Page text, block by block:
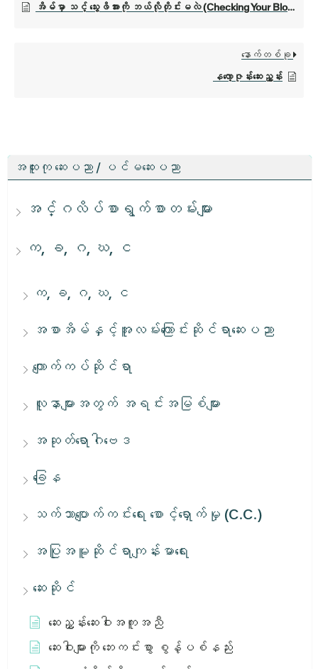
အထူးကု ဆေးပညာ / ပင်မဆေးပညာ
အင်္ဂလိပ်စာရွက်စာတမ်းများ
က, ခ, ဂ, ဃ, င
က, ခ, ဂ, ဃ, င
အစာအိမ်နှင့်အူလမ်းကြောင်းဆိုင်ရာဆေးပညာ
ကျောက်ကပ်ဆိုင်ရာ
လူနာများအတွက် အရင်းအမြစ်များ
အဆုတ်ရောဂါဗေဒ
ခြေန
သက်သာပျောက်ကင်းရေး စောင့်ရှောက်မှု (C.C.)
အပြုအမူဆိုင်ရာကျန်းမာရေး
ဆေးဆိုင်
ဆေးညွှန်းဆေးဝါးအကူအညီ
ဆေးဝါးများကို ဘေးကင်းစွာ စွန့်ပစ်နည်း
အိမ်မှာ သင့် သွေးဖိအားကို ဘယ်လိုတိုင်းမလဲ (Checking Your Blood Pressure at Home)
နောက်တစ်ခု
နလော့ဇုန်းဆေးညွှန်း